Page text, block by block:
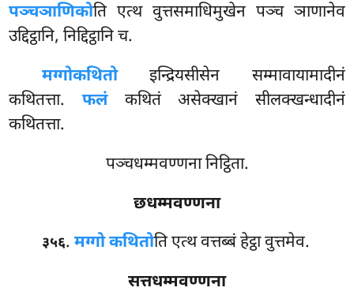
पञ्चञाणिकोति एत्थ वुत्तसमाधिमुखेन पञ्च ञाणानेव
उद्दिट्ठानि, निद्दिट्ठानि च.
मग्गोकथितोइन्द्रियसीसेन सम्मावायामादीनं
कथितत्ता. फलंकथितं असेक्खानं सीलक्खन्धादीनं
कथितत्ता.
पञ्चधम्मवण्णना निट्ठिता.
छधम्मवण्णना
३५६.मग्गो कथितोति एत्थ वत्तब्बं हेट्ठा वुत्तमेव.
सत्तधम्मवण्णना